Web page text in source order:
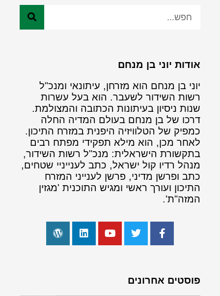
אודות יוני בן מנחם
יוני בן מנחם הוא מזרחן, עיתונאי ומנכ"ל
רשות השידור לשעבר. הוא בעל עשרות
שנות ניסיון בעיתונות הכתובה והמצולמת.
דרכו של בן מנחם בעולם המדיה החלה
כמפיק של הטלוויזיה היפנית במזרח התיכון.
לאחר מכן, הוא מילא תפקידי מפתח רבים
בתקשורת הישראלית: מנכ"ל רשות השידור,
מנהל רדיו קול ישראל, כתב לענייניי שטחים,
כתב ופרשן מדיני, פרשן לענייני המזרח
התיכון ועורך ראשי ומגיש התוכנית 'מגזין
המזה"ת'.
פוסטים אחרונים